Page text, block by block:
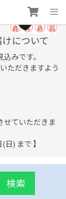
について
みです。
ただきますよう
せていただきま
) まで 】
検索